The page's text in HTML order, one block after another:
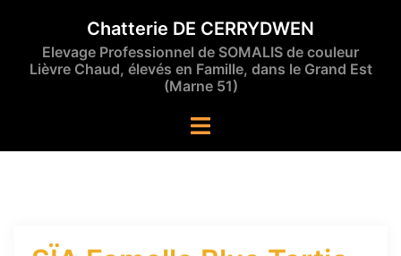
contenu
Chatterie DE CERRYDWEN
Elevage Professionnel de SOMALIS de couleur
Lièvre Chaud, élevés en Famille, dans le Grand Est
(Marne 51)
Ouvrir/fermer